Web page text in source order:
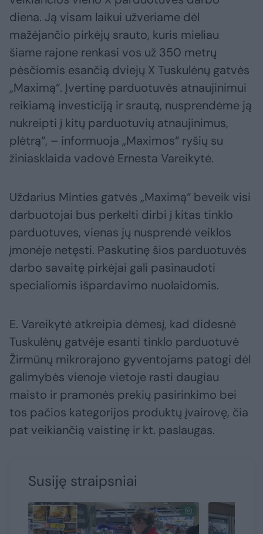
diena. Ją visam laikui užveriame dėl
mažėjančio pirkėjų srauto, kuris mieliau
šiame rajone renkasi vos už 350 metrų
pėsčiomis esančią dviejų X Tuskulėnų gatvės
„Maximą“. Įvertinę parduotuvės atnaujinimui
reikiamą investiciją ir srautą, nusprendėme ją
nukreipti į kitų parduotuvių atnaujinimus,
plėtrą“, – informuoja „Maximos“ ryšių su
žiniasklaida vadovė Ernesta Vareikytė.
Uždarius Minties gatvės „Maximą“ beveik visi
darbuotojai bus perkelti dirbi į kitas tinklo
parduotuves, vienas jų nusprendė veiklos
įmonėje netęsti. Paskutinę šios parduotuvės
darbo savaitę pirkėjai gali pasinaudoti
specialiomis išpardavimo nuolaidomis.
E. Vareikytė atkreipia dėmesį, kad didesnė
Tuskulėnų gatvėje esanti tinklo parduotuvė
Žirmūnų mikrorajono gyventojams patogi dėl
galimybės vienoje vietoje rasti daugiau
maisto ir pramonės prekių pasirinkimo bei
tos pačios kategorijos produktų įvairovę, čia
pat veikiančią vaistinę ir kt. paslaugas.
Susiję straipsniai